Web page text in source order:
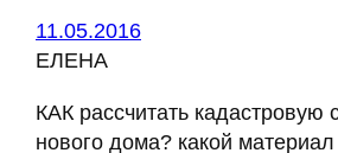
11.05.2016
ЕЛЕНА
КАК рассчитать кадастровую
нового дома? какой